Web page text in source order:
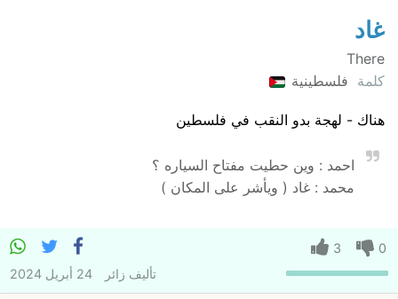
غاد
There
كلمة فلسطينية
هناك - لهجة بدو النقب في فلسطين
احمد : وين حطيت مفتاح السياره ؟
محمد : غاد ( ويأشر على المكان )
0
3
تأليف زائر 24 أبريل 2024